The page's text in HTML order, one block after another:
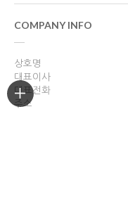
COMPANY INFO
상호명
대표이사
대표전화
주소